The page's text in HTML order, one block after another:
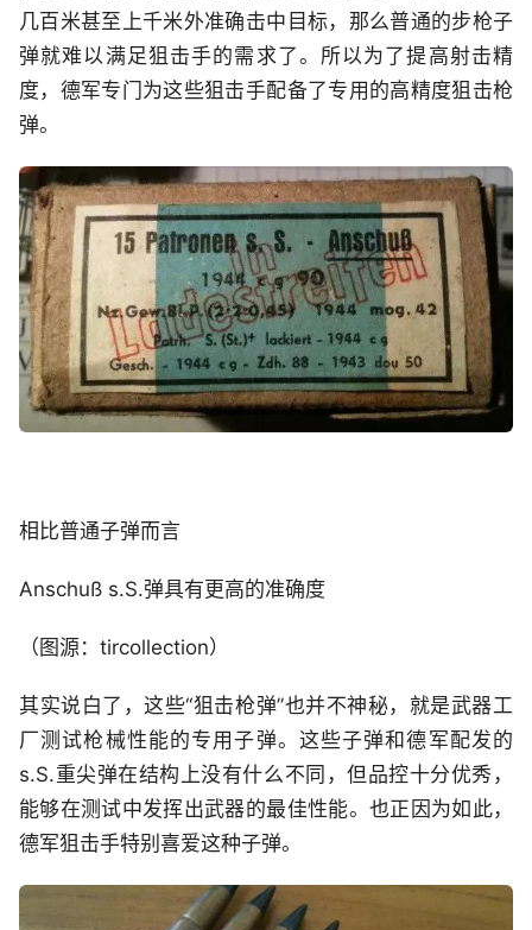
几百米甚至上千米外准确击中目标，那么普通的步枪子
弹就难以满足狙击手的需求了。所以为了提高射击精
度，德军专门为这些狙击手配备了专用的高精度狙击枪
弹。
相比普通子弹而言
Anschuß s.S.弹具有更高的准确度
（图源：tircollection）
其实说白了，这些“狙击枪弹”也并不神秘，就是武器工
厂测试枪械性能的专用子弹。这些子弹和德军配发的
s.S.重尖弹在结构上没有什么不同，但品控十分优秀，
能够在测试中发挥出武器的最佳性能。也正因为如此，
德军狙击手特别喜爱这种子弹。